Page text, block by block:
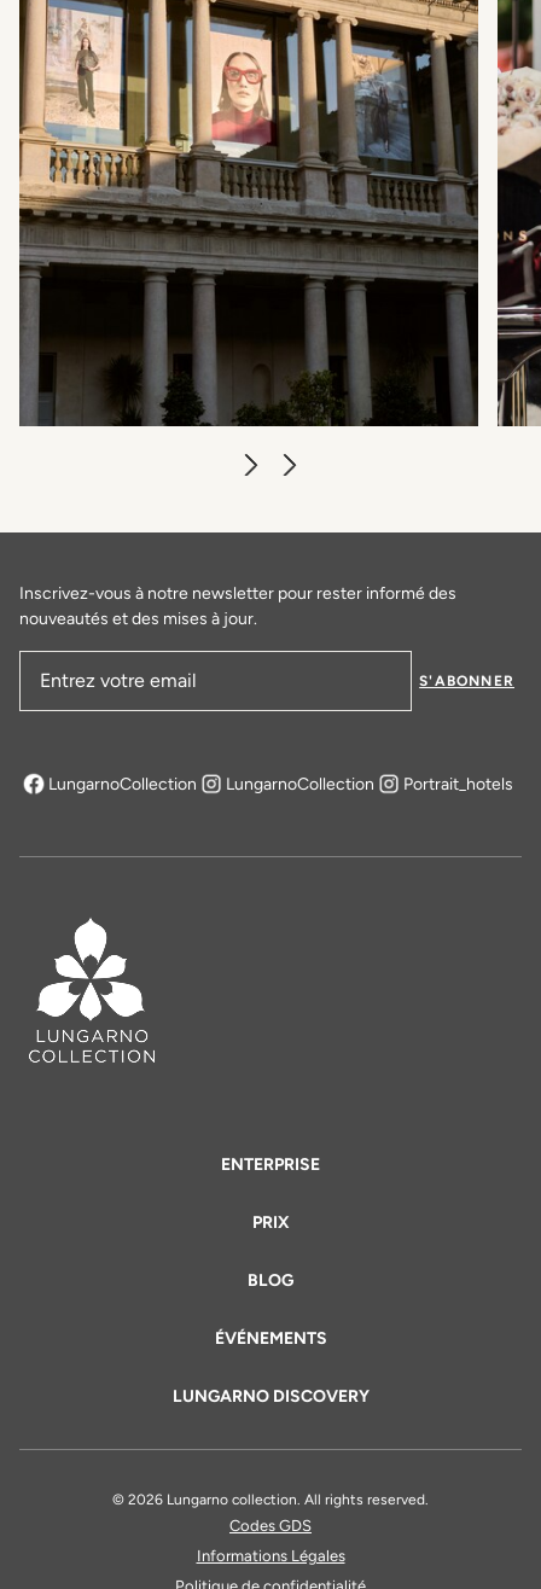
ENTERPRISE
PRIX
BLOG
ÉVÉNEMENTS
LUNGARNO DISCOVERY
Inscrivez-vous à notre newsletter pour rester informé des
nouveautés et des mises à jour.
S'ABONNER
LungarnoCollection
s'ouvre dans un nouvel onglet
LungarnoCollection Portrait_hotels
© 2026 Lungarno collection. All rights reserved.
Codes GDS
Informations Légales